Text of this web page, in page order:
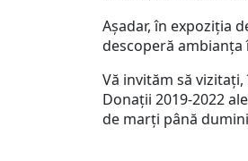
Așadar, în expoziția
descoperă ambianța
Vă invităm să vizitați,
Donații 2019-2022
de marți până